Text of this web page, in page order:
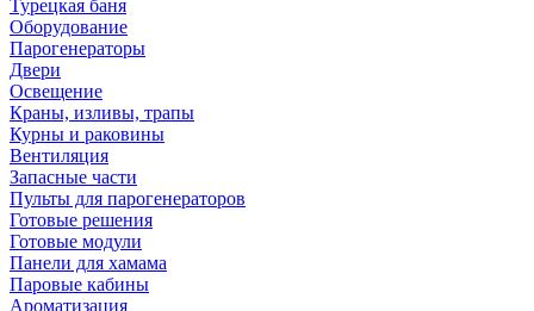
Турецкая баня
Оборудование
Парогенераторы
Двери
Освещение
Краны, изливы, трапы
Курны и раковины
Вентиляция
Запасные части
Пульты для парогенераторов
Готовые решения
Готовые модули
Панели для хамама
Паровые кабины
Ароматизация